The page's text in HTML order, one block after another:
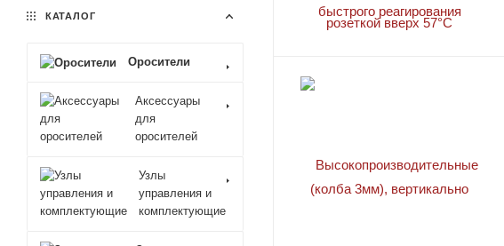
TY7223 ESFR-17
TY7229 ESFR-17Dry
TY7236 ESFR-17
TY7251 K17-231
TY8223 ESFR-22
КАТАЛОГ
Оросители
Аксессуары
для
оросителей
Узлы
управления и
комплектующие